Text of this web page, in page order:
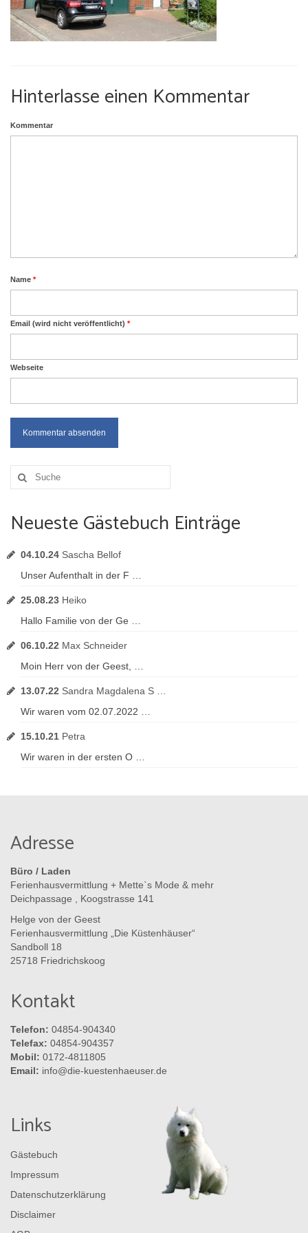
Umgebung
Hinterlasse einen Kommentar
Kommentar
Name *
Email (wird nicht veröffentlicht) *
Webseite
Suche
nach:
Neueste Gästebuch Einträge
04.10.24 Sascha Bellof
Unser Aufenthalt in der F …
25.08.23 Heiko
Hallo Familie von der Ge …
06.10.22 Max Schneider
Moin Herr von der Geest, …
13.07.22 Sandra Magdalena S …
Wir waren vom 02.07.2022 …
15.10.21 Petra
Wir waren in der ersten O …
Adresse
Büro / Laden
Ferienhausvermittlung + Mette`s Mode & mehr
Deichpassage , Koogstrasse 141
Helge von der Geest
Ferienhausvermittlung „Die Küstenhäuser“
Sandboll 18
25718 Friedrichskoog
Kontakt
Telefon: 04854-904340
Telefax: 04854-904357
Mobil: 0172-4811805
Email: info@die-kuestenhaeuser.de
Links
Gästebuch
Impressum
Datenschutzerklärung
Disclaimer